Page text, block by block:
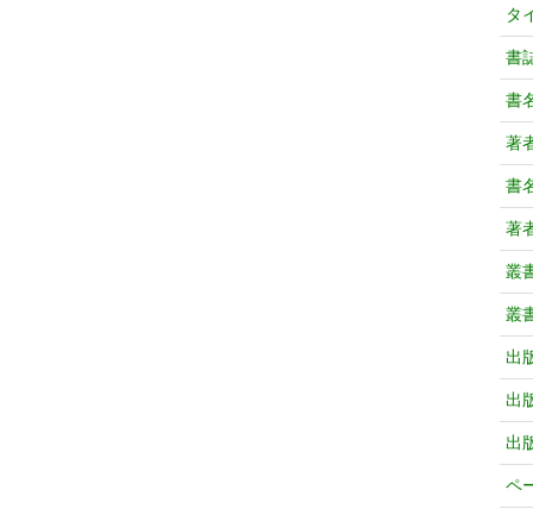
タ
書
書
著
書
著
叢
叢
出
出
出
ペ